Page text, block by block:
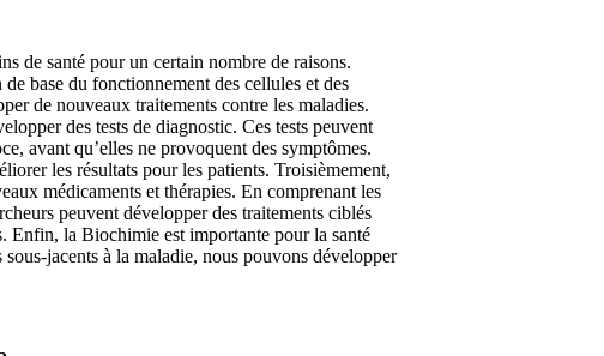
de santé pour un certain nombre de raisons.
base du fonctionnement des cellules et des
de nouveaux traitements contre les maladies.
des tests de diagnostic. Ces tests peuvent
avant qu’elles ne provoquent des symptômes.
les résultats pour les patients. Troisièmement,
médicaments et thérapies. En comprenant les
peuvent développer des traitements ciblés
Enfin, la Biochimie est importante pour la santé
jacents à la maladie, nous pouvons développer